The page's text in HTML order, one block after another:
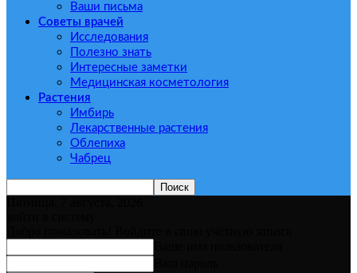
Ваши письма
Советы врачей
Исследования
Полезно знать
Интересные заметки
Медицинская косметология
Растения
Имбирь
Лекарственные растения
Облепиха
Чабрец